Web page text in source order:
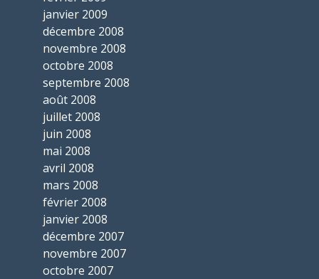
janvier 2009
décembre 2008
novembre 2008
octobre 2008
septembre 2008
août 2008
juillet 2008
juin 2008
mai 2008
avril 2008
mars 2008
février 2008
janvier 2008
décembre 2007
novembre 2007
octobre 2007